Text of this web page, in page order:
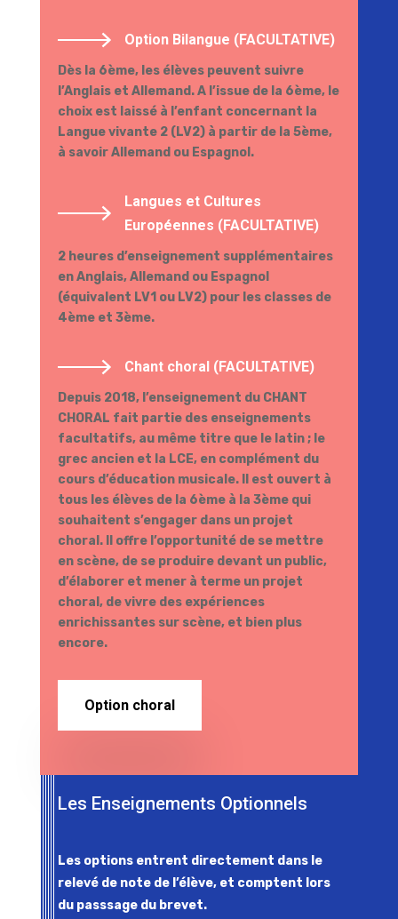
Option Bilangue (FACULTATIVE)
Dès la 6ème, les élèves peuvent suivre
l’Anglais et Allemand. A l’issue de la 6ème, le
choix est laissé à l’enfant concernant la
Langue vivante 2 (LV2) à partir de la 5ème,
à savoir Allemand ou Espagnol.
Langues et Cultures
Européennes (FACULTATIVE)
2 heures d’enseignement supplémentaires
en Anglais, Allemand ou Espagnol
(équivalent LV1 ou LV2) pour les classes de
4ème et 3ème.
Chant choral (FACULTATIVE)
Depuis 2018, l’enseignement du CHANT
CHORAL fait partie des enseignements
facultatifs, au même titre que le latin ; le
grec ancien et la LCE, en complément du
cours d’éducation musicale. Il est ouvert à
tous les élèves de la 6ème à la 3ème qui
souhaitent s’engager dans un projet
choral. Il offre l’opportunité de se mettre
en scène, de se produire devant un public,
d’élaborer et mener à terme un projet
choral, de vivre des expériences
enrichissantes sur scène, et bien plus
encore.
Option choral
Les Enseignements Optionnels
Les options entrent directement dans le
relevé de note de l’élève, et comptent lors
du passsage du brevet.